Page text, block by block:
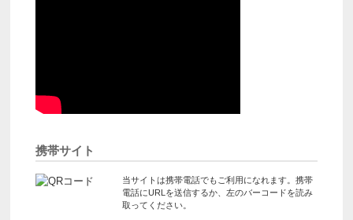
携帯サイト
当サイトは携帯電話でもご利用になれます。携帯
電話にURLを送信するか、左のバーコードを読み
取ってください。